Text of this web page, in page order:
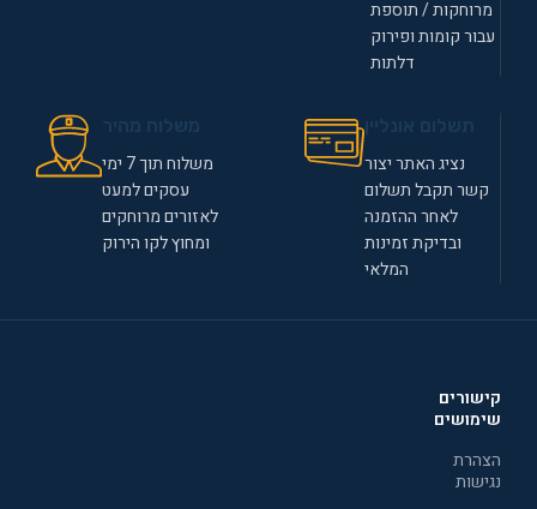
מרוחקות / תוספת
עבור קומות ופירוק
דלתות
נציג האתר יצור
קשר תקבל תשלום
לאחר ההזמנה
ובדיקת זמינות
המלאי
משלוח תוך 7 ימי
עסקים למעט
לאזורים מרוחקים
ומחוץ לקו הירוק
קישורים
שימושים
הצהרת
נגישות